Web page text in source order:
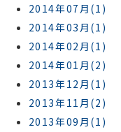
2014年07月(1)
2014年03月(1)
2014年02月(1)
2014年01月(2)
2013年12月(1)
2013年11月(2)
2013年09月(1)